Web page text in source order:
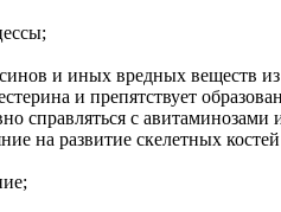
и иных вредных веществ
и препятствует
справляться с
на развитие скелетных